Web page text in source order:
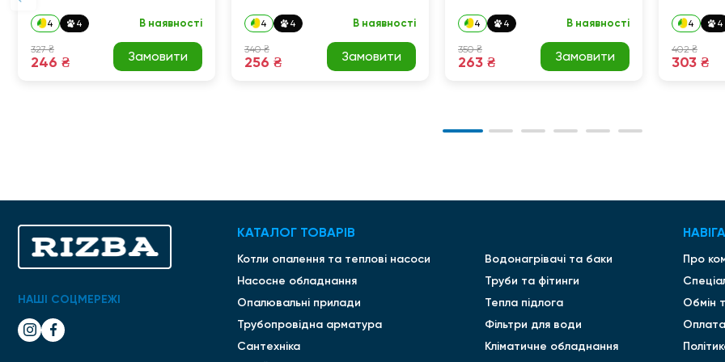
4 4 В наявності
327 ₴
246 ₴ Замовити
4 4 В наявності
340 ₴
256 ₴ Замовити
4 4 В наявності
350 ₴
263 ₴ Замовити
4 4
402 ₴
303 ₴
НАШІ СОЦМЕРЕЖІ
КАТАЛОГ ТОВАРІВ
Котли опалення та теплові насоси
Водонагрівачі та баки
Насосне обладнання
Труби та фітинги
Опалювальні прилади
Тепла підлога
Трубопровідна арматура
Фільтри для води
Сантехніка
Кліматичне обладнання
Про
Обмін